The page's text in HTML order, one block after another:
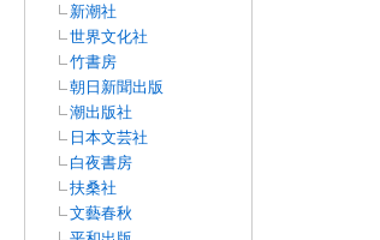
新潮社
世界文化社
竹書房
朝日新聞出版
潮出版社
日本文芸社
白夜書房
扶桑社
文藝春秋